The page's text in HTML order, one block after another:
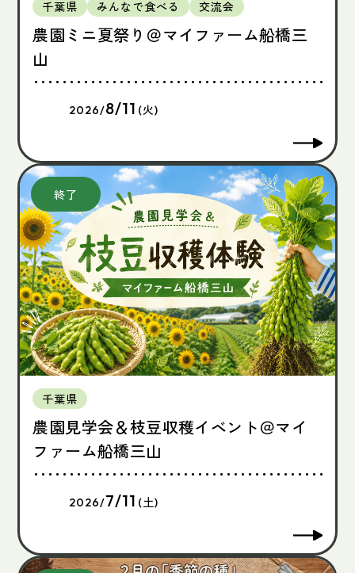
千葉県 みんなで食べる 交流会
農園ミニ夏祭り＠マイファーム船橋三
山
2026/8/11 (火)
千葉県
農園見学会＆枝豆収穫イベント＠マイ
ファーム船橋三山
2026/7/11 (土)